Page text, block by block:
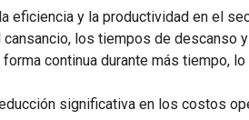
eficiencia y la productividad en el
los tiempos de descanso
continua durante más tiempo,
significativa en los costos